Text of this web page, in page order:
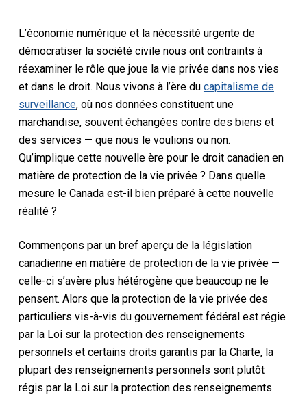
L’économie numérique et la nécessité urgente de
démocratiser la société civile nous ont contraints à
réexaminer le rôle que joue la vie privée dans nos vies
et dans le droit. Nous vivons à l’ère du capitalisme de
surveillance, où nos données constituent une
marchandise, souvent échangées contre des biens et
des services — que nous le voulions ou non.
Qu’implique cette nouvelle ère pour le droit canadien en
matière de protection de la vie privée ? Dans quelle
mesure le Canada est-il bien préparé à cette nouvelle
réalité ?
Commençons par un bref aperçu de la législation
canadienne en matière de protection de la vie privée —
celle-ci s’avère plus hétérogène que beaucoup ne le
pensent. Alors que la protection de la vie privée des
particuliers vis-à-vis du gouvernement fédéral est régie
par la Loi sur la protection des renseignements
personnels et certains droits garantis par la Charte, la
plupart des renseignements personnels sont plutôt
régis par la Loi sur la protection des renseignements